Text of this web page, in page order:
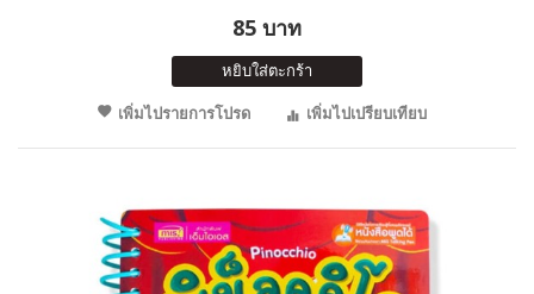
85 บาท
หยิบใส่ตะกร้า
เพิ่มไปรายการโปรด
เพิ่มไปเปรียบเทียบ